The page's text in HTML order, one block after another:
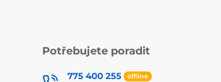
Potřebujete poradit
775 400 255 offline